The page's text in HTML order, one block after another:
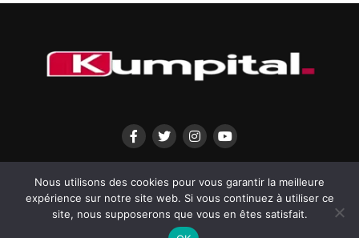
QUI SOMMES-NOUS? MENTIONS LÉGALES CONTACTEZ-NOUS
Nous utilisons des cookies pour vous garantir la meilleure
expérience sur notre site web. Si vous continuez à utiliser ce
site, nous supposerons que vous en êtes satisfait.